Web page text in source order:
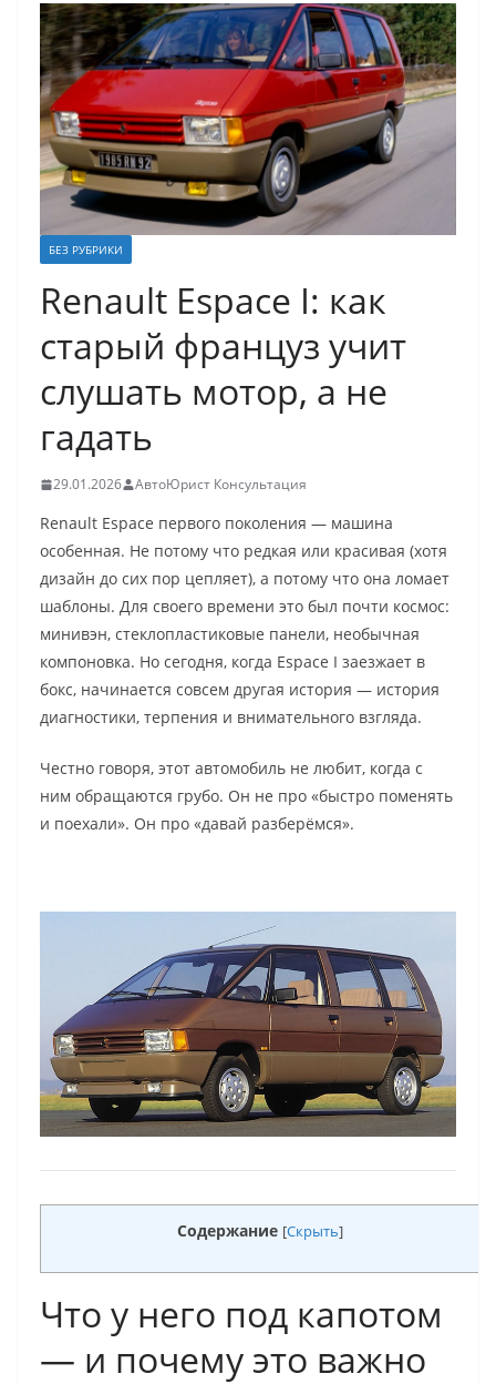
БЕЗ РУБРИКИ
Renault Espace I: как
старый француз учит
слушать мотор, а не
гадать
29.01.2026 АвтоЮрист Консультация
Renault Espace первого поколения — машина
особенная. Не потому что редкая или красивая (хотя
дизайн до сих пор цепляет), а потому что она ломает
шаблоны. Для своего времени это был почти космос:
минивэн, стеклопластиковые панели, необычная
компоновка. Но сегодня, когда Espace I заезжает в
бокс, начинается совсем другая история — история
диагностики, терпения и внимательного взгляда.
Честно говоря, этот автомобиль не любит, когда с
ним обращаются грубо. Он не про «быстро поменять
и поехали». Он про «давай разберёмся».
Содержание [Скрыть]
Что у него под капотом
— и почему это важно